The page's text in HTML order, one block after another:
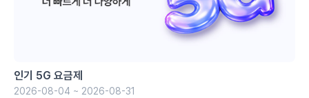
인기 5G 요금제
2026-08-04 ~ 2026-08-31